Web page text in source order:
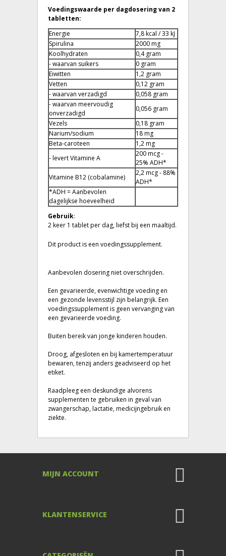
Voedingswaarde per dagdosering van 2
tabletten:
Energie
7,8 kcal / 33 kJ
Spirulina
2000 mg
Koolhydraten
0,4 gram
- waarvan suikers
0 gram
Eiwitten
1,2 gram
Vetten
0,12 gram
- waarvan verzadigd
0,058 gram
- waarvan meervoudig
onverzadigd
0,056 gram
Vezels
0,18 gram
Narium/sodium
18 mg
Beta-caroteen
1,2 mg
- levert Vitamine A
200 mcg -
25% ADH*
Vitamine B12 (cobalamine)
2,2 mcg - 88%
ADH*
*ADH = Aanbevolen
dagelijkse hoeveelheid
Gebruik:
2 keer 1 tablet per dag, liefst bij een maaltijd.
Dit product is een voedingssupplement.
Aanbevolen dosering niet overschrijden.
Een gevarieerde, evenwichtige voeding en
een gezonde levensstijl zijn belangrijk. Een
voedingssupplement is geen vervanging van
een gevarieerde voeding.
Buiten bereik van jonge kinderen houden.
Droog, afgesloten en bij kamertemperatuur
bewaren, tenzij anders geadviseerd op het
etiket.
Raadpleeg een deskundige alvorens
supplementen te gebruiken in geval van
zwangerschap, lactatie, medicijngebruik en
ziekte.
MIJN ACCOUNT
KLANTENSERVICE